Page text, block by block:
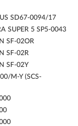
SD67-0094/17
SUPER 5 SP5-0043
SF-02OR
SF-02R
SF-02Y
M-Y (SCS-